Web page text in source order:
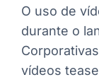
O uso de
durante o
vídeos